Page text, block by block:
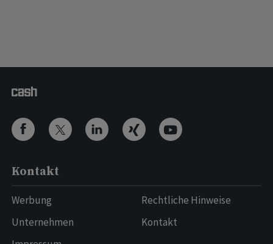
Kontakt
Werbung
Unternehmen
Rechtliche Hinweise
Kontakt